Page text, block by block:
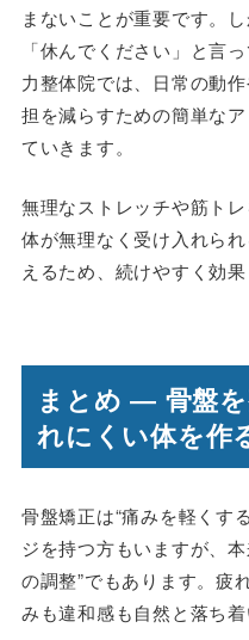
まないことが重要です。
「休んでください」と言
力整体院では、日常の動
担を減らすための簡単な
ていきます。
無理なストレッチや筋ト
体が無理なく受け入れら
えるため、続けやすく効
まとめ ― 骨盤
れにくい体を作
骨盤矯正は“痛みを軽くす
ジを持つ方もいますが、
の調整”でもあります。疲
みも違和感も自然と落ち着